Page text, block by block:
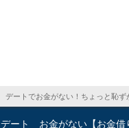
デートでお金がない！ちょっと恥ず
デート お金がない【お金借